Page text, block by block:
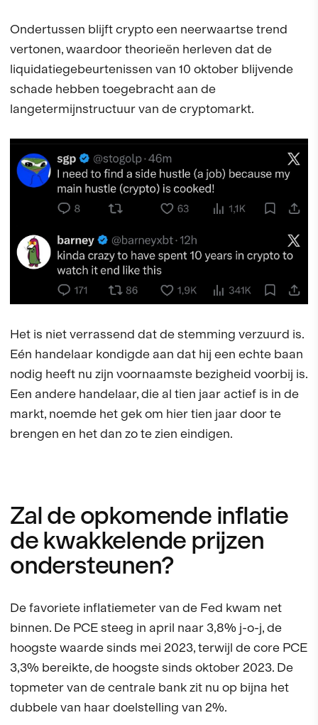
Ondertussen blijft crypto een neerwaartse trend
vertonen, waardoor theorieën herleven dat de
liquidatiegebeurtenissen van 10 oktober blijvende
schade hebben toegebracht aan de
langetermijnstructuur van de cryptomarkt.
Het is niet verrassend dat de stemming verzuurd is.
Eén handelaar kondigde aan dat hij een echte baan
nodig heeft nu zijn voornaamste bezigheid voorbij is.
Een andere handelaar, die al tien jaar actief is in de
markt, noemde het gek om hier tien jaar door te
brengen en het dan zo te zien eindigen.
Zal de opkomende inflatie
de kwakkelende prijzen
ondersteunen?
De favoriete inflatiemeter van de Fed kwam net
binnen. De PCE steeg in april naar 3,8% j-o-j, de
hoogste waarde sinds mei 2023, terwijl de core PCE
3,3% bereikte, de hoogste sinds oktober 2023. De
topmeter van de centrale bank zit nu op bijna het
dubbele van haar doelstelling van 2%.